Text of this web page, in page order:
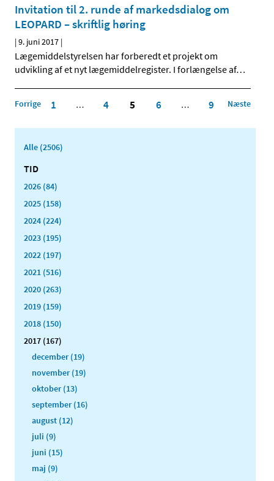
Invitation til 2. runde af markedsdialog om
LEOPARD – skriftlig høring
|9. juni 2017 |
Lægemiddelstyrelsen har forberedt et projekt om
udvikling af et nyt lægemiddelregister. I forlængelse af…
Forrige 1 … 4 5 6 … 9 Næste
Alle (2506)
TID
2026 (84)
2025 (158)
2024 (224)
2023 (195)
2022 (197)
2021 (516)
2020 (263)
2019 (159)
2018 (150)
2017 (167)
december (19)
november (19)
oktober (13)
september (16)
august (12)
juli (9)
juni (15)
maj (9)